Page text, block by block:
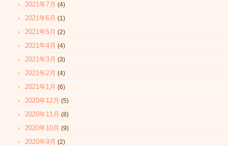
2021年7月 (4)
2021年6月 (1)
2021年5月 (2)
2021年4月 (4)
2021年3月 (3)
2021年2月 (4)
2021年1月 (6)
2020年12月 (5)
2020年11月 (8)
2020年10月 (9)
2020年9月 (2)